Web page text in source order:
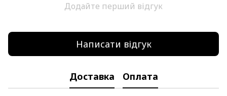
Додайте перший відгук
Написати відгук
Доставка Оплата